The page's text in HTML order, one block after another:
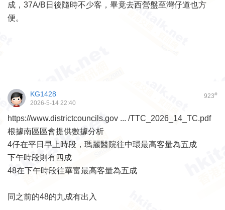
成，37A/B日後隨時不少客，畢竟去西營盤至灣仔道也方
便。
923#
KG1428
2026-5-14 22:40
https://www.districtcouncils.gov ... /TTC_2026_14_TC.pdf
根據南區區會提供數據分析
4仔在平日早上時段，瑪麗醫院往中環最高客量為五成
下午時段則有四成
48在下午時段往華富最高客量為五成
同之前的48的九成有出入